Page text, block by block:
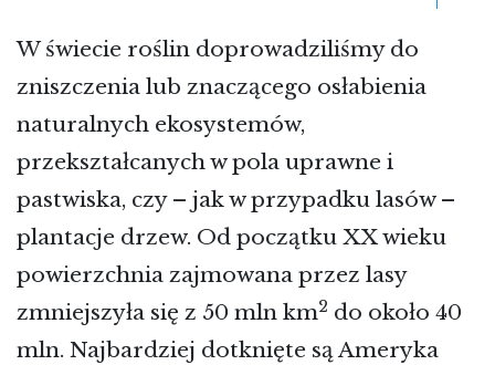
W świecie roślin doprowadziliśmy do
zniszczenia lub znaczącego osłabienia
naturalnych ekosystemów,
przekształcanych w pola uprawne i
pastwiska, czy – jak w przypadku lasów –
plantacje drzew. Od początku XX wieku
powierzchnia zajmowana przez lasy
zmniejszyła się z 50 mln km2 do około 40
mln. Najbardziej dotknięte są Ameryka